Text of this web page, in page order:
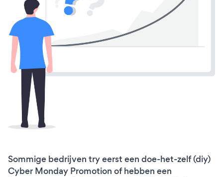
Sommige bedrijven try eerst een doe-het-zelf (diy)
Cyber Monday Promotion of hebben een